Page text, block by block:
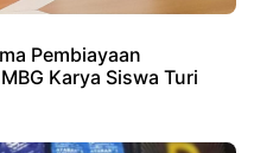
Pembiayaan
Karya Siswa Turi